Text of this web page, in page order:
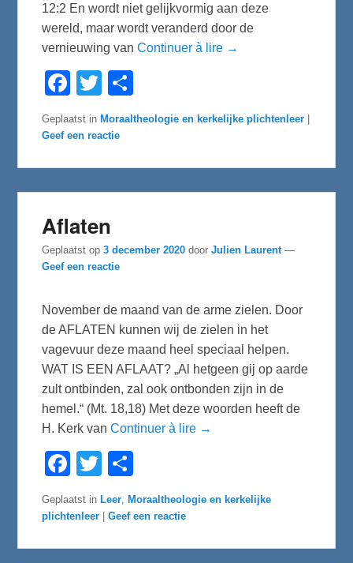
12:2 En wordt niet gelijkvormig aan deze
wereld, maar wordt veranderd door de
vernieuwing vanContinuer à lire →
F
e
b
o
k
T
t
t
e
e
n
Geplaatst in Moraaltheologie en kerkelijke plichtenleer
Geef een reactie
Aflaten
Geplaatst op3 december 2020 doorJulien Laurent —
Geef een reactie
November de maand van de arme zielen. Door
de AFLATEN kunnen wij de zielen in het
vagevuur deze maand heel speciaal helpen.
WAT IS EEN AFLAAT? „Al hetgeen gij op aarde
zult ontbinden, zal ook ontbonden zijn in de
hemel.“ (Mt. 18,18) Met deze woorden heeft de
H. Kerk vanContinuer à lire →
F
e
b
o
k
T
t
t
e
e
n
Geplaatst in Leer ,Moraaltheologie en kerkelijke
plichtenleer |Geef een reactie